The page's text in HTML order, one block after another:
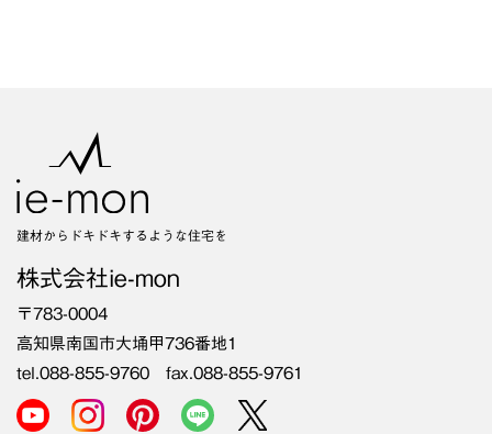
建材からドキドキするような住宅を
株式会社ie-mon
〒783-0004
高知県南国市大埇甲736番地1
tel.088-855-9760 fax.088-855-9761